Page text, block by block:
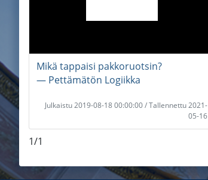
Mikä tappaisi pakkoruotsin?
― Pettämätön Logiikka
Julkaistu 2019-08-18 00:00:00 / Tallennettu 2021-
05-16
1/1